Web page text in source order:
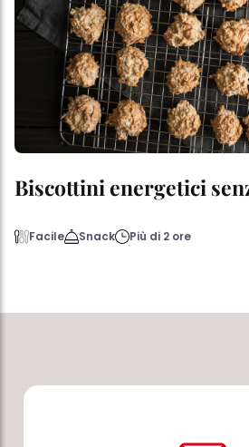
Biscottini energetici
Facile Snack Più di 2 ore